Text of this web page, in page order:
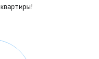
квартиры!